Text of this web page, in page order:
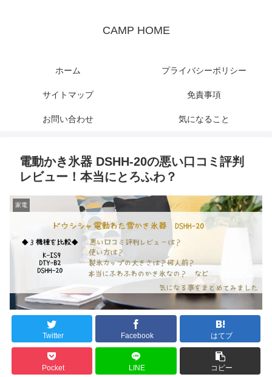
CAMP HOME
ホーム プライバシーポリシー
サイトマップ 免責事項
お問い合わせ 気になること
電動かき氷器 DSHH-20の悪い口コミ評判
レビュー！本当にとろふわ？
家電
Twitter Facebook はてブ
Pocket LINE コピー